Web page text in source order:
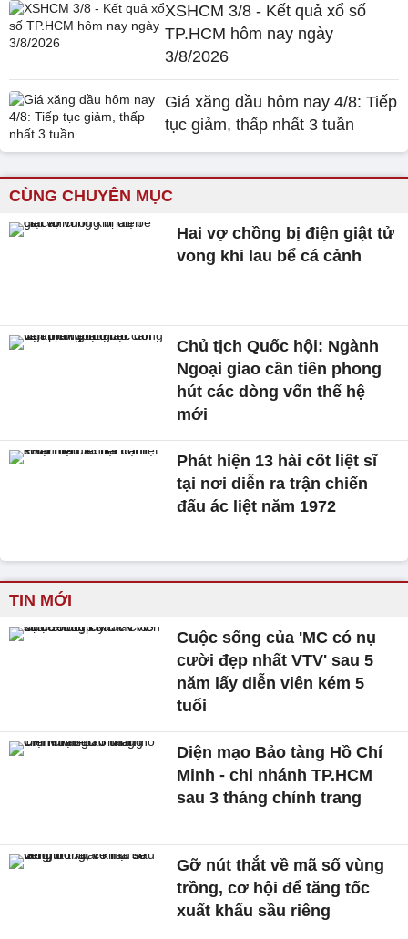
XSHCM 3/8 - Kết quả xổ số
TP.HCM hôm nay ngày
3/8/2026
Giá xăng dầu hôm nay 4/8: Tiếp
tục giảm, thấp nhất 3 tuần
CÙNG CHUYÊN MỤC
Hai vợ chồng bị điện giật tử
vong khi lau bể cá cảnh
Chủ tịch Quốc hội: Ngành
Ngoại giao cần tiên phong
hút các dòng vốn thế hệ
mới
Phát hiện 13 hài cốt liệt sĩ
tại nơi diễn ra trận chiến
đấu ác liệt năm 1972
TIN MỚI
Cuộc sống của 'MC có nụ
cười đẹp nhất VTV' sau 5
năm lấy diễn viên kém 5
tuổi
Diện mạo Bảo tàng Hồ Chí
Minh - chi nhánh TP.HCM
sau 3 tháng chỉnh trang
Gỡ nút thắt về mã số vùng
trồng, cơ hội để tăng tốc
xuất khẩu sầu riêng